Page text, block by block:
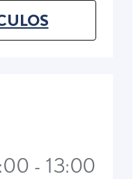
IN NEW TAB)
- 13:00